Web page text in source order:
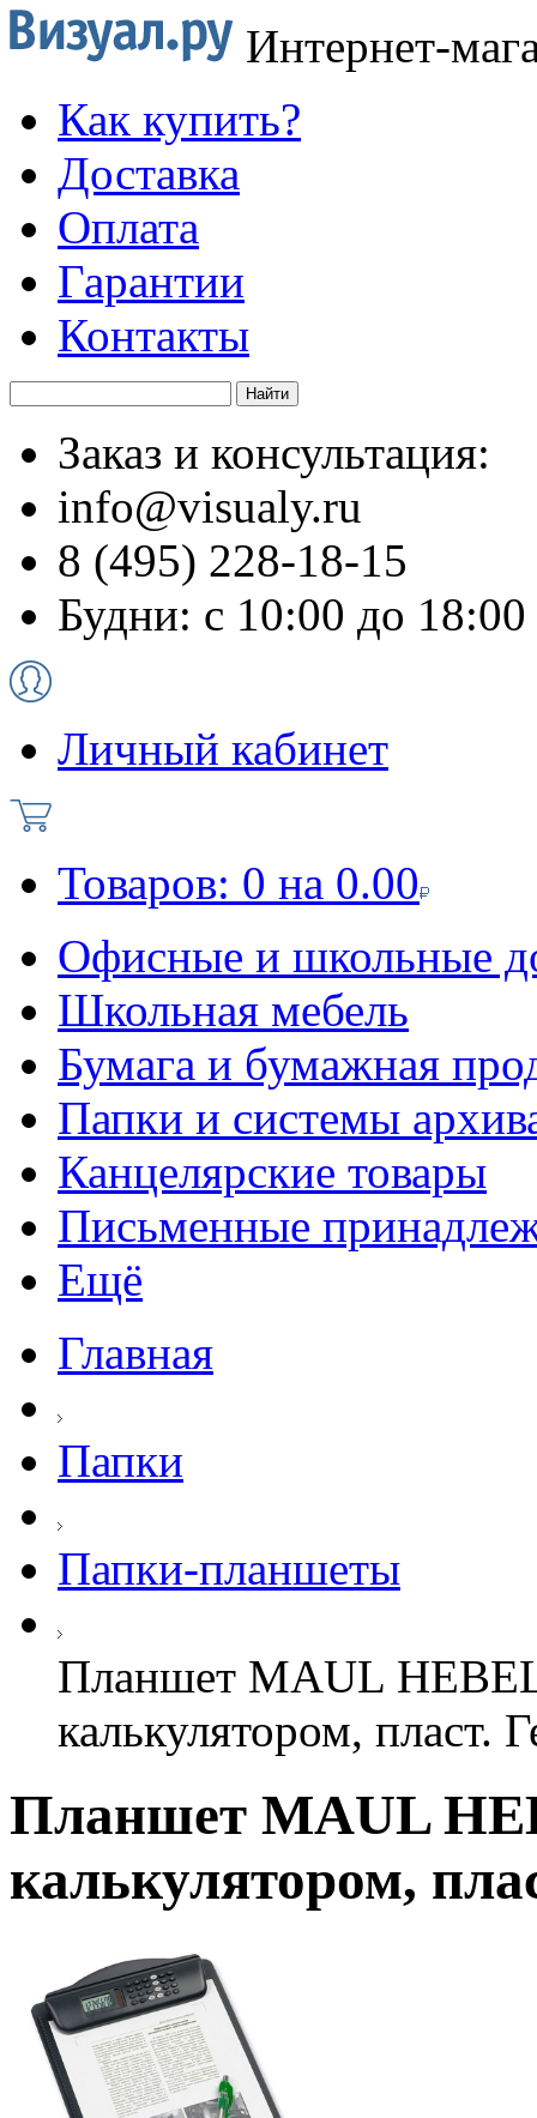
Интернет-
Как купить?
Доставка
Оплата
Гарантии
Контакты
Заказ и консультация:
info@visualy.ru
8 (495) 228-18-15
Будни: с 10:00 до 18:00
Личный кабинет
Товаров: 0 на 0.00
Офисные и школьные
Школьная мебель
Бумага и бумажная
Папки и системы
Канцелярские товары
Письменные
Ещё
Главная
Папки
Папки-планшеты
Планшет MAUL
калькулятором, пласт.
Планшет MAUL
калькулятором,